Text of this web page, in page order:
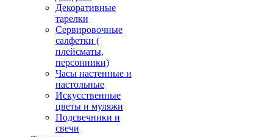
Декоративные
тарелки
Сервировочные
салфетки (
плейсматы,
персонники)
Часы настенные и
настольные
Искусственные
цветы и муляжи
Подсвечники и
свечи